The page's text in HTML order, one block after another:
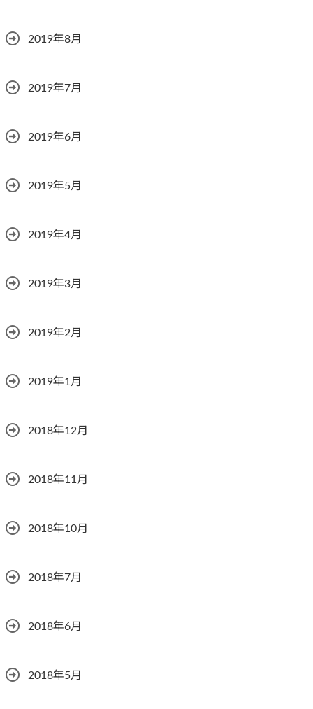
2019年8月
2019年7月
2019年6月
2019年5月
2019年4月
2019年3月
2019年2月
2019年1月
2018年12月
2018年11月
2018年10月
2018年7月
2018年6月
2018年5月